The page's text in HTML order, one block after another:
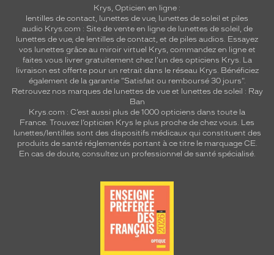
Krys, Opticien en ligne :
lentilles de contact, lunettes de vue, lunettes de soleil et piles
audio Krys.com : Site de vente en ligne de lunettes de soleil, de
lunettes de vue, de lentilles de contact, et de piles audios. Essayez
vos lunettes grâce au miroir virtuel Krys, commandez en ligne et
faites vous livrer gratuitement chez l'un des opticiens Krys. La
livraison est offerte pour un retrait dans le réseau Krys. Bénéficiez
également de la garantie "Satisfait ou remboursé 30 jours".
Retrouvez nos marques de lunettes de vue et lunettes de soleil : Ray
Ban
Krys.com : C’est aussi plus de 1000 opticiens dans toute la
France. Trouvez l’opticien Krys le plus proche de chez vous. Les
lunettes/lentilles sont des dispositifs médicaux qui constituent des
produits de santé réglementés portant à ce titre le marquage CE.
En cas de doute, consultez un professionnel de santé spécialisé.